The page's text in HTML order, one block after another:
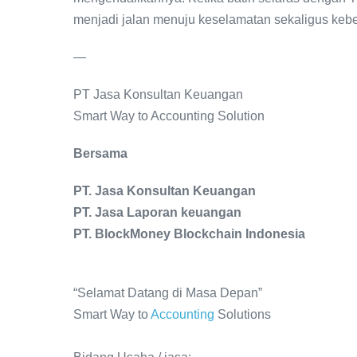
menjadi jalan menuju keselamatan sekaligus
—
PT Jasa Konsultan Keuangan
Smart Way to Accounting Solution
Bersama
PT. Jasa Konsultan Keuangan
PT. Jasa Laporan keuangan
PT. BlockMoney Blockchain Indonesia
“Selamat Datang di Masa Depan”
Smart Way toAccounting Solutions